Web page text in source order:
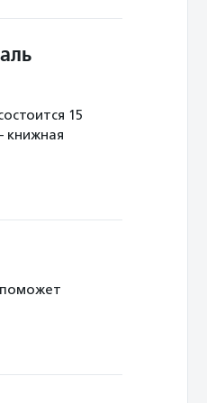
15
книжная